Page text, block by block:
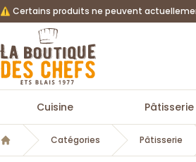
⚠️ Certains produits ne peuvent
La Boutique des chefs
Cuisine Pâtisserie
Accueil
Catégories Pâtisserie